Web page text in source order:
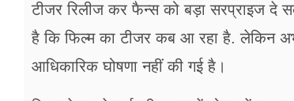
टीजर रिलीज कर फैन्स को बड़ा सरप्राइज दे
है कि फिल्म का टीजर कब आ रहा है. लेकिन
आधिकारिक घोषणा नहीं की गई है।